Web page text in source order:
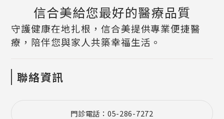
信合美給您最好的醫療品質
守護健康在地扎根，信合美提供專業便捷醫
療，陪伴您與家人共築幸福生活。
聯絡資訊
門診電話：05-286-7272